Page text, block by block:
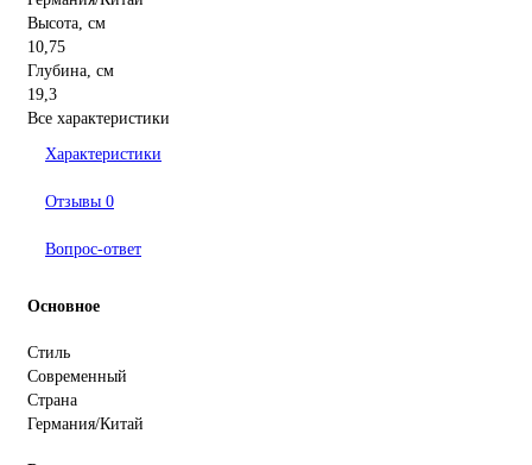
Высота, см
10,75
Глубина, см
19,3
Все характеристики
Характеристики
Отзывы 0
Вопрос-ответ
Основное
Стиль
Современный
Страна
Германия/Китай